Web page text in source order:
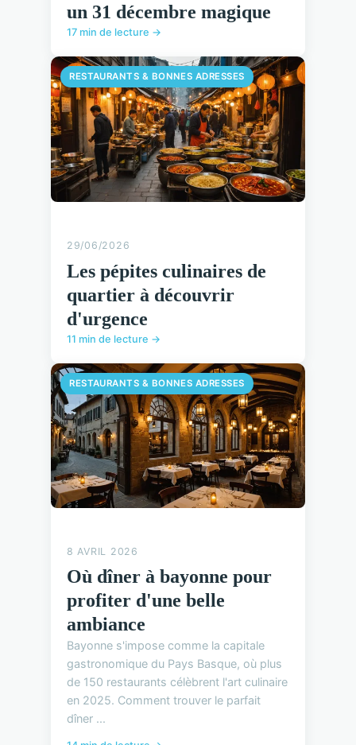
un 31 décembre magique
17 min de lecture →
RESTAURANTS & BONNES ADRESSES
29/06/2026
Les pépites culinaires de
quartier à découvrir
d'urgence
11 min de lecture →
RESTAURANTS & BONNES ADRESSES
8 AVRIL 2026
Où dîner à bayonne pour
profiter d'une belle
ambiance
Bayonne s'impose comme la capitale
gastronomique du Pays Basque, où plus
de 150 restaurants célèbrent l'art culinaire
en 2025. Comment trouver le parfait
dîner ...